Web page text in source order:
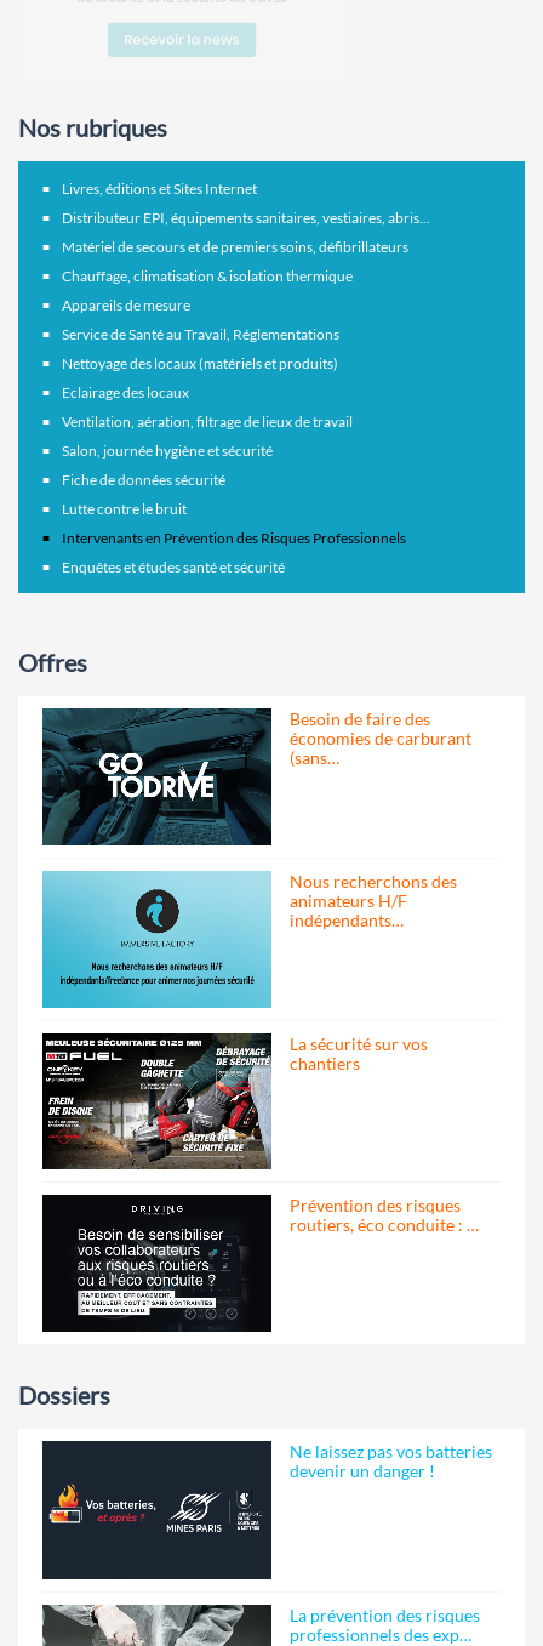
Nos rubriques
Livres, éditions et Sites Internet
Distributeur EPI, équipements sanitaires, vestiaires, abris...
Matériel de secours et de premiers soins, défibrillateurs
Chauffage, climatisation & isolation thermique
Appareils de mesure
Service de Santé au Travail, Réglementations
Nettoyage des locaux (matériels et produits)
Eclairage des locaux
Ventilation, aération, filtrage de lieux de travail
Salon, journée hygiène et sécurité
Fiche de données sécurité
Lutte contre le bruit
Intervenants en Prévention des Risques Professionnels
Enquêtes et études santé et sécurité
Offres
Besoin de faire des
économies de carburant
(sans…
Nous recherchons des
animateurs H/F
indépendants…
La sécurité sur vos
chantiers
Prévention des risques
routiers, éco conduite : …
Dossiers
Ne laissez pas vos batteries
devenir un danger !
La prévention des risques
professionnels des exp…